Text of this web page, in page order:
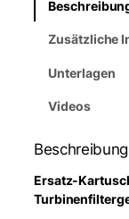
e
C
a
Zusätzliche
Unterlagen
Videos
Beschreibung
Ersatz-